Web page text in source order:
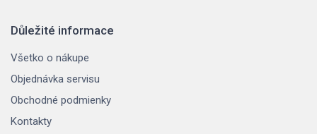
Důležité informace
Všetko o nákupe
Objednávka servisu
Obchodné podmienky
Kontakty